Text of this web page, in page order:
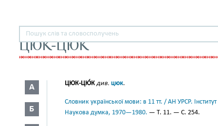
ЦЮК-ЦЮК
А
Б
ЦЮК-ЦЮ́К див. цюк.
Словник української мови: в 11 тт. / АН УРСР.
Наукова думка, 1970—1980. — Т. 11. — С. 254.